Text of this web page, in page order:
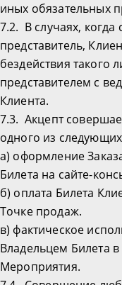
иных обязательных
7.2. В случаях, когда
представитель,
бездействия такого
представителем с
Клиента.
7.3. Акцепт
одного из
а) оформление
Билета на сайте-
б) оплата Билета
Точке продаж.
в) фактическое
Владельцем Билета
Мероприятия.